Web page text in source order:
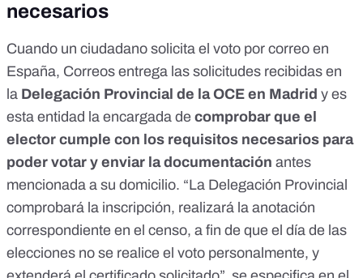
necesarios
Cuando un ciudadano solicita el voto por correo en
España, Correos entrega las solicitudes recibidas en
la Delegación Provincial de la OCE en Madrid y es
esta entidad la encargada de comprobar que el
elector cumple con los requisitos necesarios para
poder votar y enviar la documentación antes
mencionada a su domicilio. “La Delegación Provincial
comprobará la inscripción, realizará la anotación
correspondiente en el censo, a fin de que el día de las
elecciones no se realice el voto personalmente, y